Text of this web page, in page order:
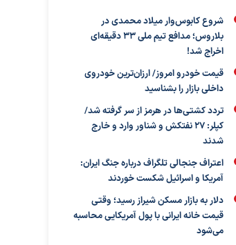
شروع کابوس‌وار میلاد محمدی در
بلاروس؛ مدافع تیم ملی ۳۳ دقیقه‌ای
اخراج شد!
قیمت خودرو امروز/ ارزان‌ترین خودروی
داخلی بازار را بشناسید
تردد کشتی‌ها در هرمز از سر گرفته شد/
کپلر: ۲۷ نفتکش و شناور وارد و خارج
شدند
اعتراف جنجالی تلگراف درباره جنگ ایران:
آمریکا و اسرائیل شکست خوردند
دلار به بازار مسکن شیراز رسید؛ وقتی
قیمت خانه ایرانی با پول آمریکایی محاسبه
می‌شود